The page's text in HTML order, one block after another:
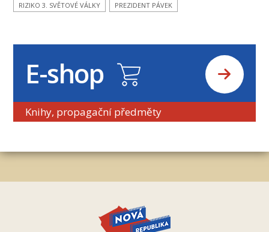
RIZIKO 3. SVĚTOVÉ VÁLKY
PREZIDENT PÁVEK
E-shop
Knihy, propagační předměty